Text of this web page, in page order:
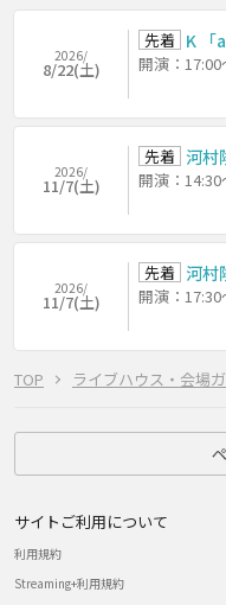
TOP ライブハウス・会場
2026/
8/22(土)
先着 K 「
開演：17:00
2026/
11/7(土)
先着 河村
開演：14:30
2026/
11/7(土)
先着 河村
開演：17:30
サイトご利用について
利用規約
Streaming+利用規約